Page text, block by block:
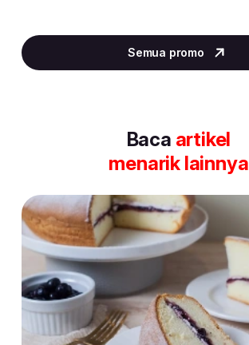
2
of
Semua promo
Baca artikel
menarik lainnya